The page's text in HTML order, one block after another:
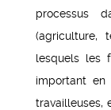
processus
(agriculture,
lesquels les
important en
travailleuses,